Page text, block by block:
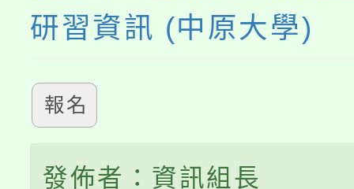
研習資訊 (中原大學)
報名
發佈者：資訊組長